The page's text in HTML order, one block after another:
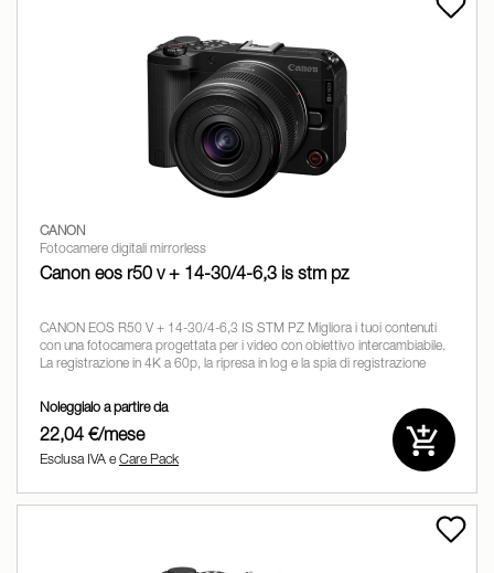
CANON
Fotocamere digitali mirrorless
Canon eos r50 v + 14-30/4-6,3 is stm pz
CANON EOS R50 V + 14-30/4-6,3 IS STM PZ Migliora i tuoi contenuti
con una fotocamera progettata per i video con obiettivo intercambiabile.
La registrazione in 4K a 60p, la ripresa in log e la spia di registrazione
Noleggialo a partire da
22,04 €/mese
Esclusa IVA eCare Pack